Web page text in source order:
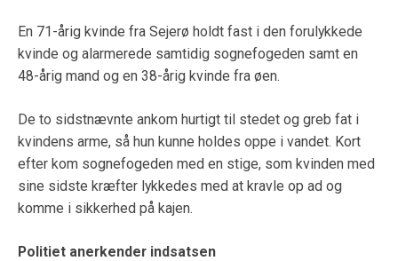
En 71-årig kvinde fra Sejerø holdt fast i den forulykkede
kvinde og alarmerede samtidig sognefogeden samt en
48-årig mand og en 38-årig kvinde fra øen.
De to sidstnævnte ankom hurtigt til stedet og greb fat i
kvindens arme, så hun kunne holdes oppe i vandet. Kort
efter kom sognefogeden med en stige, som kvinden med
sine sidste kræfter lykkedes med at kravle op ad og
komme i sikkerhed på kajen.
Politiet anerkender indsatsen